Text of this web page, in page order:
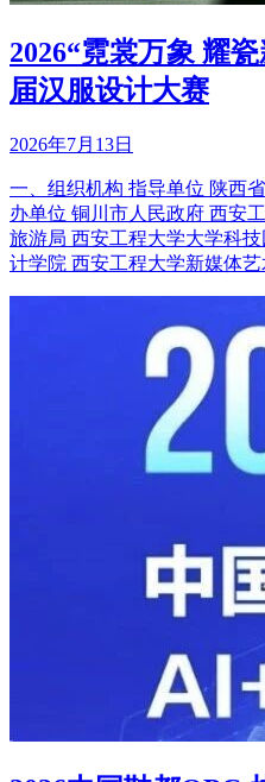
2026“霓裳万象 耀
届汉服设计大赛
2026年7月13日
一、组织机构 指导单位 陕西
办单位 铜川市人民政府 西安
旅游局 西安工程大学大学科
计学院 西安工程大学新媒体艺